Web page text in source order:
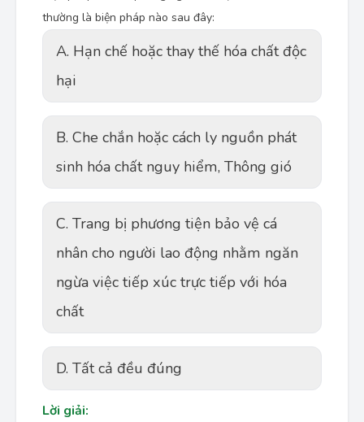
thường là biện pháp nào sau đây:
A. Hạn chế hoặc thay thế hóa chất độc
hại
B. Che chắn hoặc cách ly nguồn phát
sinh hóa chất nguy hiểm, Thông gió
C. Trang bị phương tiện bảo vệ cá
nhân cho người lao động nhằm ngăn
ngừa việc tiếp xúc trực tiếp với hóa
chất
D. Tất cả đều đúng
Lời giải: